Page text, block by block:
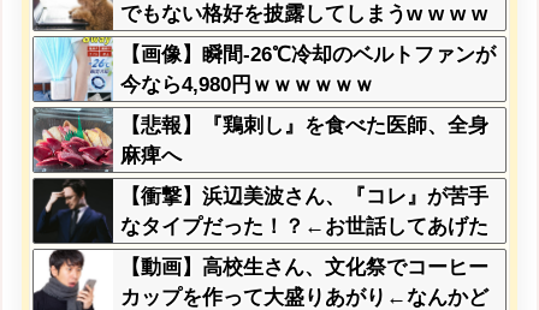
でもない格好を披露してしまうw w w w
w w w
【画像】瞬間-26℃冷却のベルトファンが
今なら4,980円ｗｗｗｗｗｗ
【悲報】『鶏刺し』を食べた医師、全身
麻痺へ
【衝撃】浜辺美波さん、『コレ』が苦手
なタイプだった！？←お世話してあげた
い弱男が大量沸きしてしまうw w w w w
w w w w
【動画】高校生さん、文化祭でコーヒー
カップを作って大盛りあがり←なんかど